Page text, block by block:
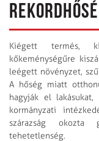
Kiégett termés,
kőkeménységűre
leégett növényzet,
A hőség miatt
hagyják el lakásukat,
kormányzati
szárazság okozta
tehetetlenség.